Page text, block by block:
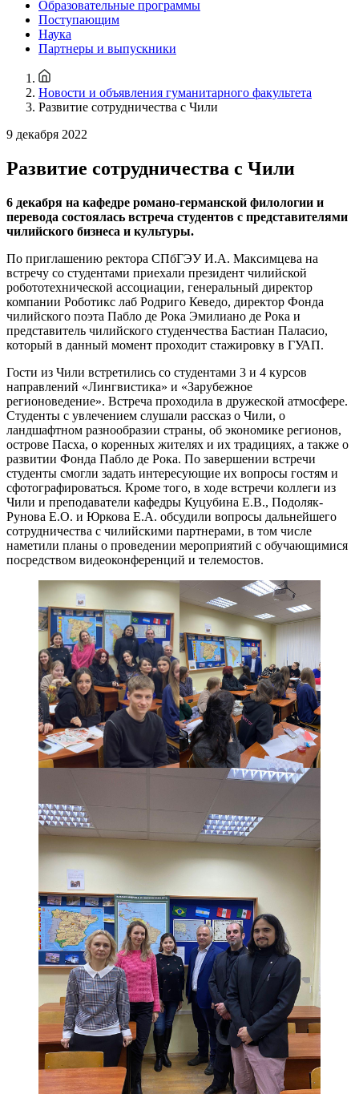
Образовательные программы
Поступающим
Наука
Партнеры и выпускники
Новости и объявления гуманитарного факультета
Развитие сотрудничества с Чили
9 декабря 2022
Развитие сотрудничества с Чили
6 декабря на кафедре романо-германской филологии и
перевода состоялась встреча студентов с представителями
чилийского бизнеса и культуры.
По приглашению ректора СПбГЭУ И.А. Максимцева на
встречу со студентами приехали президент чилийской
робототехнической ассоциации, генеральный директор
компании Роботикс лаб Родриго Кеведо, директор Фонда
чилийского поэта Пабло де Рока Эмилиано де Рока и
представитель чилийского студенчества Бастиан Паласио,
который в данный момент проходит стажировку в ГУАП.
Гости из Чили встретились со студентами 3 и 4 курсов
направлений «Лингвистика» и «Зарубежное
регионоведение». Встреча проходила в дружеской атмосфере.
Студенты с увлечением слушали рассказ о Чили, о
ландшафтном разнообразии страны, об экономике регионов,
острове Пасха, о коренных жителях и их традициях, а также о
развитии Фонда Пабло де Рока. По завершении встречи
студенты смогли задать интересующие их вопросы гостям и
сфотографироваться. Кроме того, в ходе встречи коллеги из
Чили и преподаватели кафедры Куцубина Е.В., Подоляк-
Рунова Е.О. и Юркова Е.А. обсудили вопросы дальнейшего
сотрудничества с чилийскими партнерами, в том числе
наметили планы о проведении мероприятий с обучающимися
посредством видеоконференций и телемостов.